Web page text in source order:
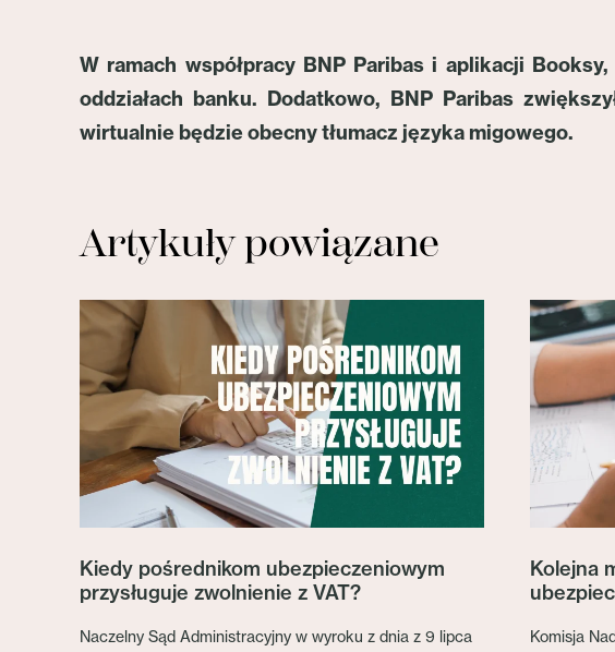
W ramach współpracy BNP Paribas i aplikacji
oddziałach banku. Dodatkowo, BNP Paribas
wirtualnie będzie obecny tłumacz języka migowego.
Artykuły powiązane
Kiedy pośrednikom ubezpieczeniowym
przysługuje zwolnienie z VAT?
Naczelny Sąd Administracyjny w wyroku z dnia z 9 lipca
Kolejna
Komisja